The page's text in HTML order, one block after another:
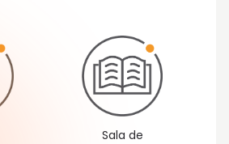
Sala de